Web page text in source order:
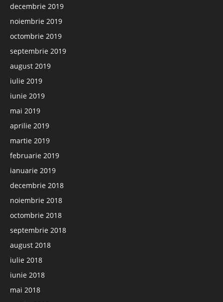
decembrie 2019
noiembrie 2019
octombrie 2019
septembrie 2019
august 2019
iulie 2019
iunie 2019
mai 2019
aprilie 2019
martie 2019
februarie 2019
ianuarie 2019
decembrie 2018
noiembrie 2018
octombrie 2018
septembrie 2018
august 2018
iulie 2018
iunie 2018
mai 2018